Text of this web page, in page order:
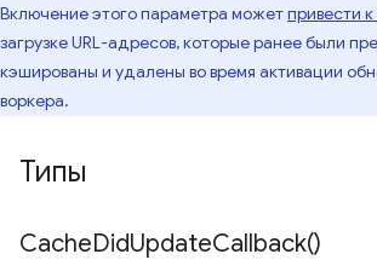
Включение этого параметра можетпривести
загрузке URL-адресов, которые ранее были
кэшированы и удалены во время активации
воркера.
Типы
CacheDidUpdateCallback()